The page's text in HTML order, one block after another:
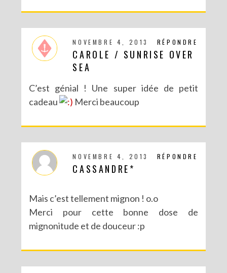
RÉPONDRE
NOVEMBRE 4, 2013
CAROLE / SUNRISE OVER
SEA
C’est génial ! Une super idée de petit
cadeau
Merci beaucoup
RÉPONDRE
NOVEMBRE 4, 2013
CASSANDRE*
Mais c’est tellement mignon ! o.o
Merci pour cette bonne dose de
mignonitude et de douceur :p